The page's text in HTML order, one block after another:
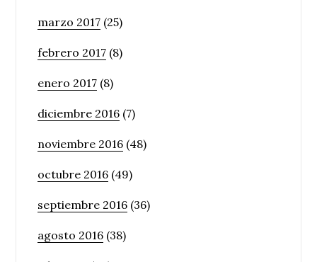
marzo 2017 (25)
febrero 2017 (8)
enero 2017 (8)
diciembre 2016 (7)
noviembre 2016 (48)
octubre 2016 (49)
septiembre 2016 (36)
agosto 2016 (38)